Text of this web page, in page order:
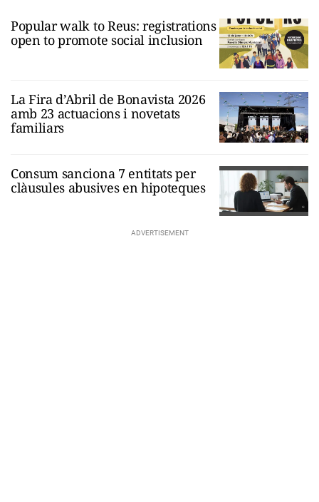
Popular walk to Reus: registrations
open to promote social inclusion
La Fira d’Abril de Bonavista 2026
amb 23 actuacions i novetats
familiars
Consum sanciona 7 entitats per
clàusules abusives en hipoteques